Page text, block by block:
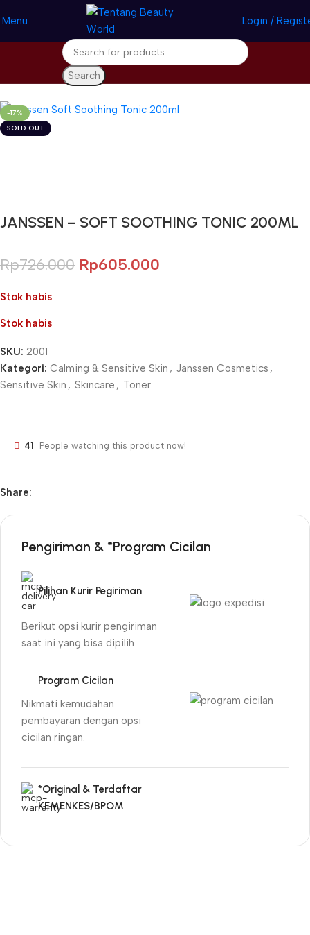
Menu Login /
Search
Janssen Cosmetics
-17%
SOLD OUT
JANSSEN – SOFT SOOTHING TONIC 200ML
Rp726.000 Rp605.000
Stok habis
Stok habis
SKU: 2001
Kategori: Calming & Sensitive Skin , Janssen Cosmetics ,
Sensitive Skin , Skincare , Toner
41 People watching this product now!
Share:
Pengiriman & *Program Cicilan
Pilihan Kurir Pegiriman
Berikut opsi kurir pengiriman
saat ini yang bisa dipilih
Program Cicilan
Nikmati kemudahan
pembayaran dengan opsi
cicilan ringan.
*Original & Terdaftar
KEMENKES/BPOM